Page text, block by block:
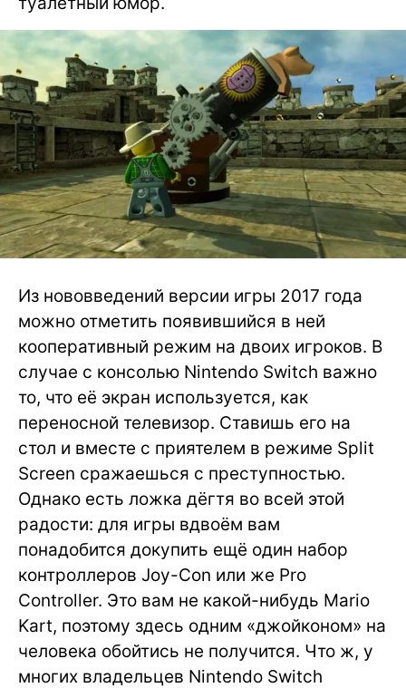
Из нововведений версии игры 2017 года
можно отметить появившийся в ней
кооперативный режим на двоих игроков. В
случае с консолью Nintendo Switch важно
то, что её экран используется, как
переносной телевизор. Ставишь его на
стол и вместе с приятелем в режиме Split
Screen сражаешься с преступностью.
Однако есть ложка дёгтя во всей этой
радости: для игры вдвоём вам
понадобится докупить ещё один набор
контроллеров Joy-Con или же Pro
Controller. Это вам не какой-нибудь Mario
Kart, поэтому здесь одним «джойконом» на
человека обойтись не получится. Что ж, у
многих владельцев Nintendo Switch